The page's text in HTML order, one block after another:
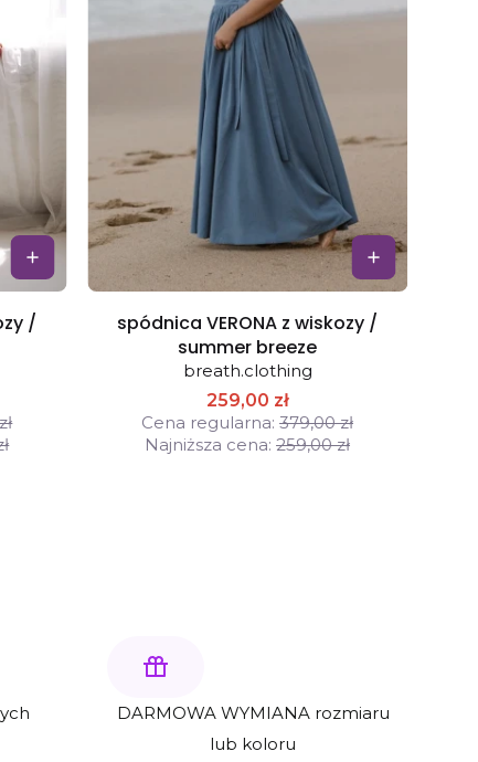
/
spódnica VERONA z wiskozy /
summer breeze
breath.clothing
259,00 zł
Cena regularna: 379,00 zł
Najniższa cena: 259,00 zł
DARMOWA WYMIANA rozmiaru
lub koloru